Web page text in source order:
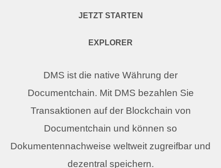
JETZT STARTEN
EXPLORER
DMS ist die native Währung der
Documentchain. Mit DMS bezahlen Sie
Transaktionen auf der Blockchain von
Documentchain und können so
Dokumentennachweise weltweit zugreifbar und
dezentral speichern.